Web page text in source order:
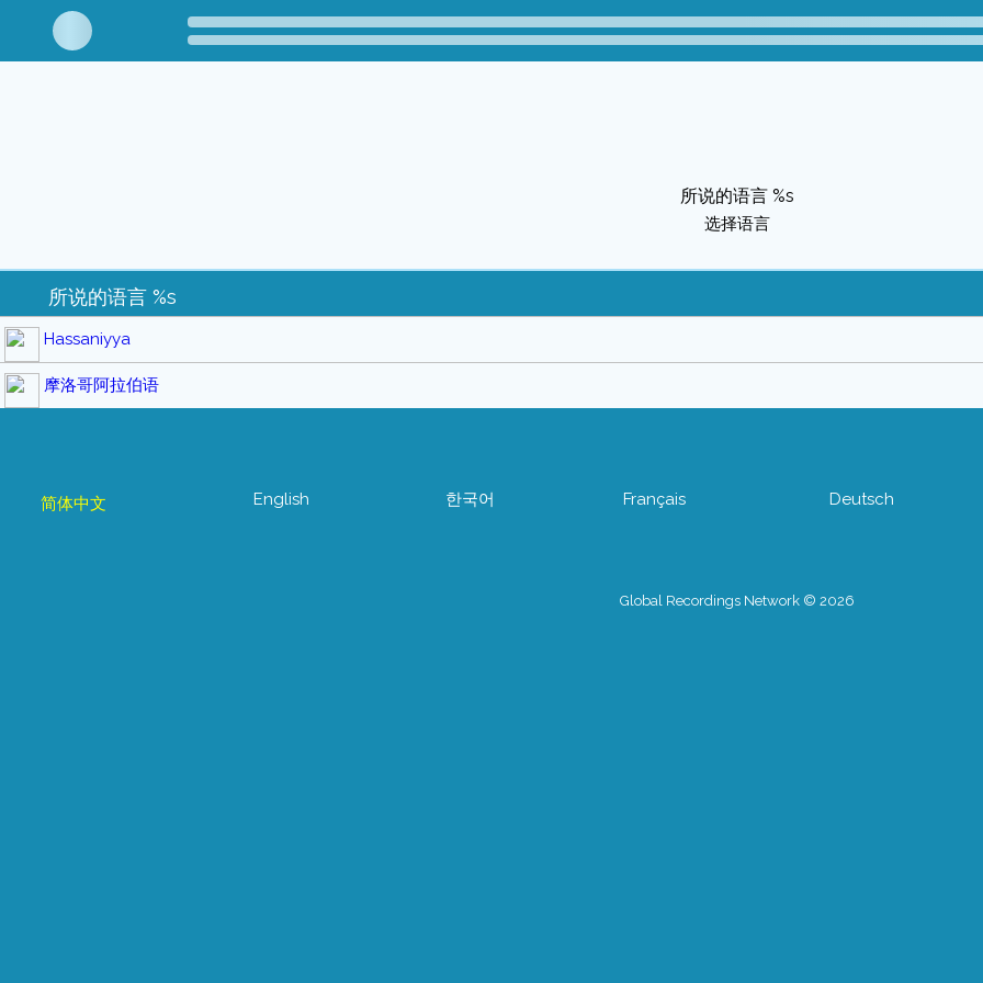
所说的语言 %s
选择语言
所说的语言 %s
Hassaniyya
摩洛哥阿拉伯语
简体中文 English 한국어 Français Deutsch
Global Recordings Network © 2026